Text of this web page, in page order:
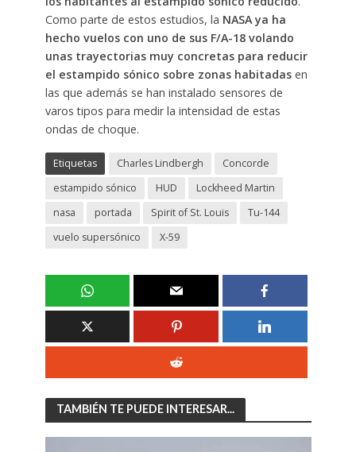
Como parte de estos estudios, la NASA ya ha
hecho vuelos con uno de sus F/A-18 volando
unas trayectorias muy concretas para reducir
el estampido sónico sobre zonas habitadasen
las que además se han instalado sensores de
varos tipos para medir la intensidad de estas
ondas de choque.
Etiquetas Charles Lindbergh
Concorde
estampido sónico
HUD
Lockheed Martin
nasa
portada Spirit of St. Louis
Tu-144
vuelo supersónico
X-59
TAMBIÉN TE PUEDE INTERESAR...